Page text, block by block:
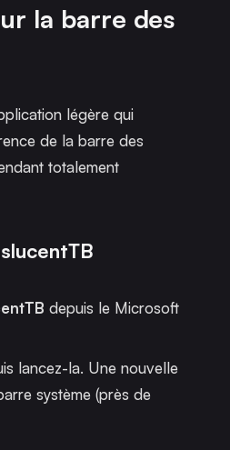
la barre des
légère qui
de la barre des
totalement
depuis le Microsoft
lancez-la. Une nouvelle
système (près de